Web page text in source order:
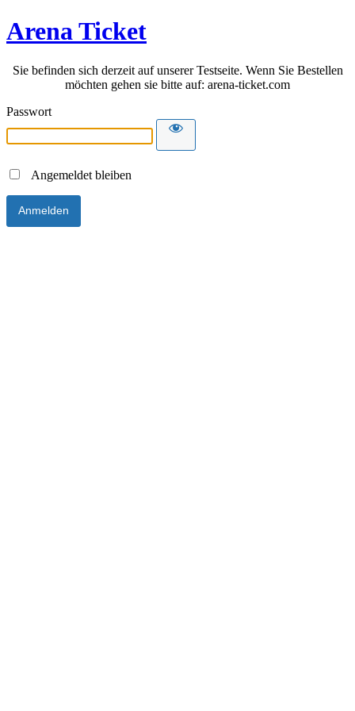
Arena Ticket
Sie befinden sich derzeit auf unserer Testseite. Wenn Sie Bestellen
möchten gehen sie bitte auf: arena-ticket.com
Passwort
Angemeldet bleiben